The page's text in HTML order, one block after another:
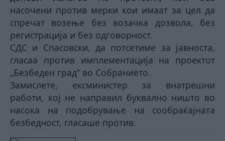
насочени против мерки кои имаат за цел да
спречат возење без возачка дозвола, без
регистрација и без одговорност.
СДС и Спасовски, да потсетиме за јавноста,
гласаа против имплементација на проектот
„Безбеден град’’ во Собранието.
Замислете, ексминистер за внатрешни
работи, кој не направил буквално ништо во
насока на подобрување на сообраќајната
безбедност, гласаше против.